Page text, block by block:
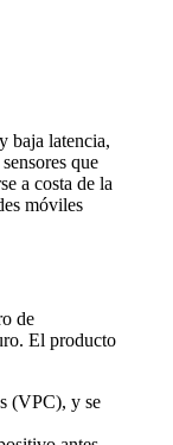
baja latencia,
que
a costa de la
móviles
de
El producto
(VPC), y se